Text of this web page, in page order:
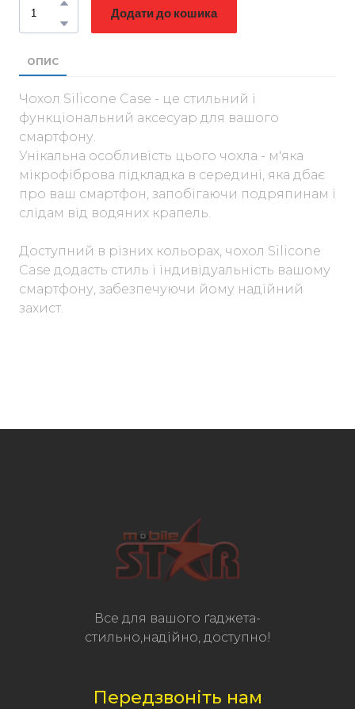
Додати до кошика
ОПИС
Чохол Silicone Case - це стильний і
функціональний аксесуар для вашого
смартфону.
Унікальна особливість цього чохла - м'яка
мікрофіброва підкладка в середині, яка дбає
про ваш смартфон, запобігаючи подряпинам і
слідам від водяних крапель.
Доступний в різних кольорах, чохол Silicone
Case додасть стиль і індивідуальність вашому
смартфону, забезпечуючи йому надійний
захист.
Все для вашого ґаджета-
стильно,надійно, доступно!
Передзвоніть нам